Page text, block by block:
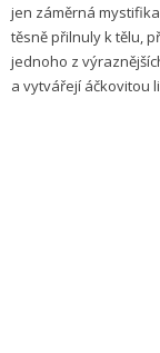
jen záměrná
těsně přilnuly k tělu,
jednoho z
a vytvářejí áčkovitou